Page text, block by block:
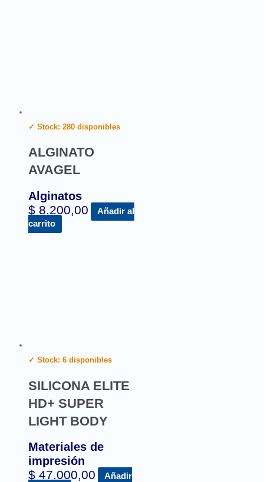
✓ Stock: 280 disponibles
ALGINATO
AVAGEL
Alginatos
$ 8.200,00
Añadir al
carrito
✓ Stock: 6 disponibles
SILICONA ELITE
HD+ SUPER
LIGHT BODY
Materiales de
impresión
$ 47.000,00
Añadir